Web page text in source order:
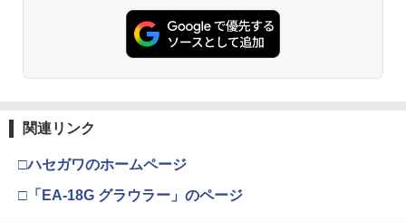
関連リンク
□ハセガワのホームページ
□「EA-18G グラウラー」のページ